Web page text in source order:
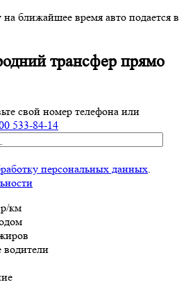
ближайшее время авто подается в
трансфер прямо
свой номер телефона или
533-84-14
персональных данных.
км